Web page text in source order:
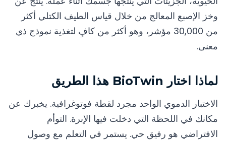
وخز الإصبع المعالج من خلال قياس الطيف الكتلي أكثر
من 30,000 مؤشر، وهو أكثر من كافٍ لتغذية نموذج ذي
معنى.
لماذا اختار BioTwin هذا الطريق
الاختبار الدموي الواحد مجرد لقطة فوتوغرافية. يخبرك عن
مكانك في اللحظة التي دخلت فيها الإبرة. التوأم
الافتراضي هو رفيق حي. يستمر في التعلم مع وصول